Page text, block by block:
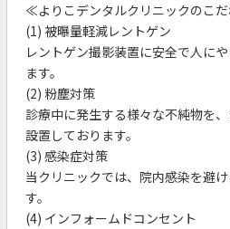
≪よりこデンタルクリニックのこ
(1) 被曝量軽減レントゲン
レントゲン撮影装置に安全で人に
ます。
(2) 粉塵対策
診療中に発生する様々な不純物を
設置しております。
(3) 感染症対策
当クリニックでは、院内感染を避
す。
(4) インフォームドコンセント